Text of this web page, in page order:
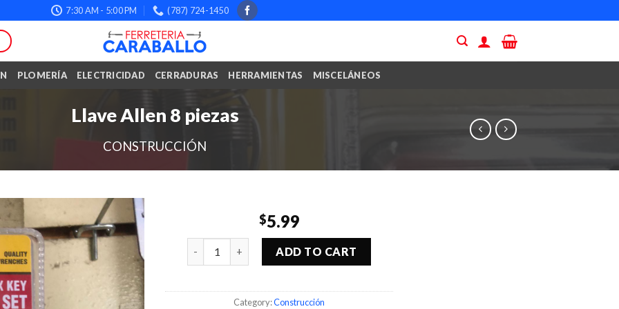
7:30 AM - 5:00 PM (787) 724-1450
PLOMERÍA ELECTRICIDAD CERRADURAS HERRAMIENTAS MISCELÁNEOS
Llave Allen 8 piezas
CONSTRUCCIÓN
$5.99
ADD TO CART
Category:Construcción